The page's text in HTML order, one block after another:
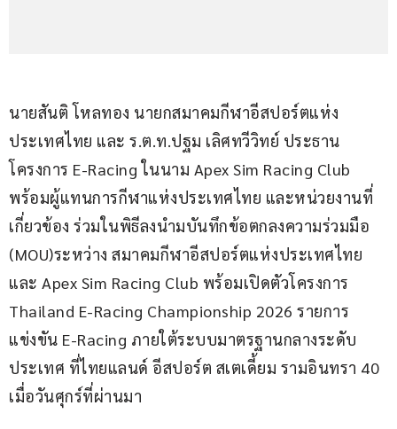
นายสันติ โหลทอง นายกสมาคมกีฬาอีสปอร์ตแห่ง
ประเทศไทย และ ร.ต.ท.ปฐม เลิศทวีวิทย์ ประธาน
โครงการ E-Racing ในนาม Apex Sim Racing Club
พร้อมผู้แทนการกีฬาแห่งประเทศไทย และหน่วยงานที่
เกี่ยวข้อง ร่วมในพิธีลงนำมบันทึกข้อตกลงความร่วมมือ
(MOU)ระหว่าง สมาคมกีฬาอีสปอร์ตแห่งประเทศไทย
และ Apex Sim Racing Club พร้อมเปิดตัวโครงการ
Thailand E-Racing Championship 2026 รายการ
แข่งขัน E-Racing ภายใต้ระบบมาตรฐานกลางระดับ
ประเทศ ที่ไทยแลนด์ อีสปอร์ต สเตเดี้ยม รามอินทรา 40
เมื่อวันศุกร์ที่ผ่านมา